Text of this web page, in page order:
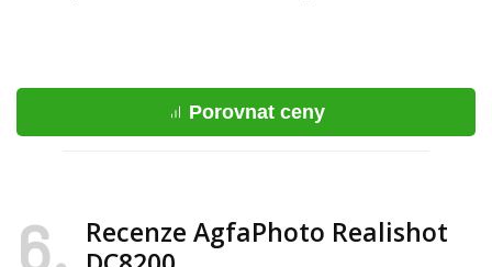
Porovnat ceny
6
Recenze AgfaPhoto Realishot